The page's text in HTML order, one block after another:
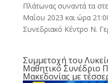
Πλάτωνας συναντά τα
Μαΐου 2023 και ώρα
Συνεδριακό Κέντρο Ν.
Συμμετοχή του
Μαθητικό Συνέδριο
Μακεδονίας με